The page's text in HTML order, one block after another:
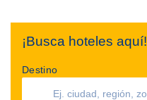
¡Busca hoteles aquí!
Destino